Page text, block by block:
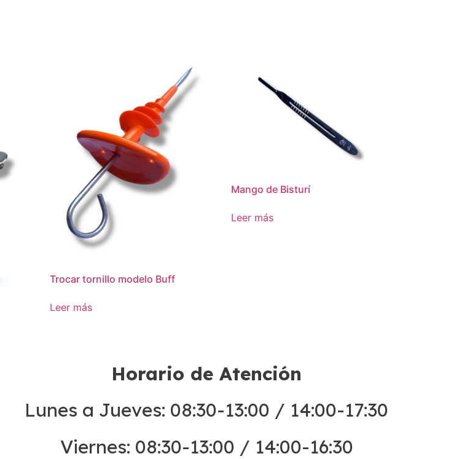
Trocar tornillo modelo Buff
Leer más
Mango de Bisturí
Leer más
Horario de Atención
Lunes a Jueves: 08:30-13:00 / 14:00-17:30
Viernes: 08:30-13:00 / 14:00-16:30